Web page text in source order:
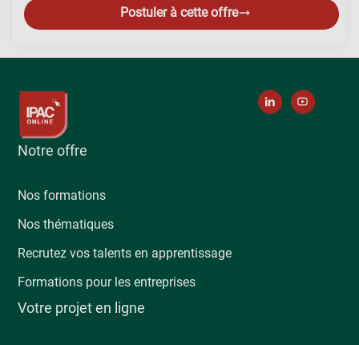
Postuler à cette offre
Notre offre
Nos formations
Nos thématiques
Recrutez vos talents en apprentissage
Formations pour les entreprises
Votre projet en ligne